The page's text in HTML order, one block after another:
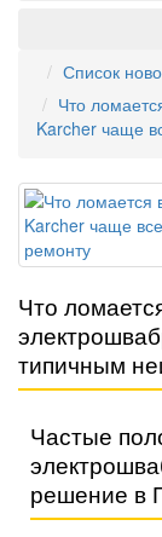
Список
Что
Karcher чаще
Что
типичным
Частые
решение в